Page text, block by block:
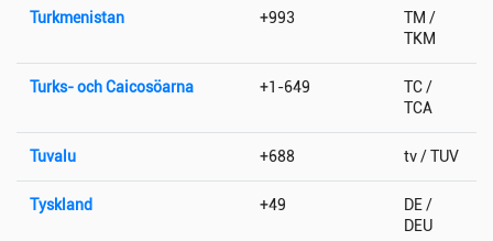
Turkmenistan +993
TM /
TKM
Turks- och Caicosöarna +1-649
TC /
TCA
Tuvalu +688 tv / TUV
Tyskland +49
DE /
DEU